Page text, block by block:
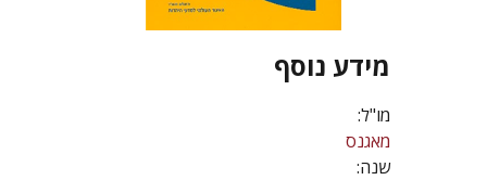
מידע נוסף
מו"ל:
מאגנס
שנה: